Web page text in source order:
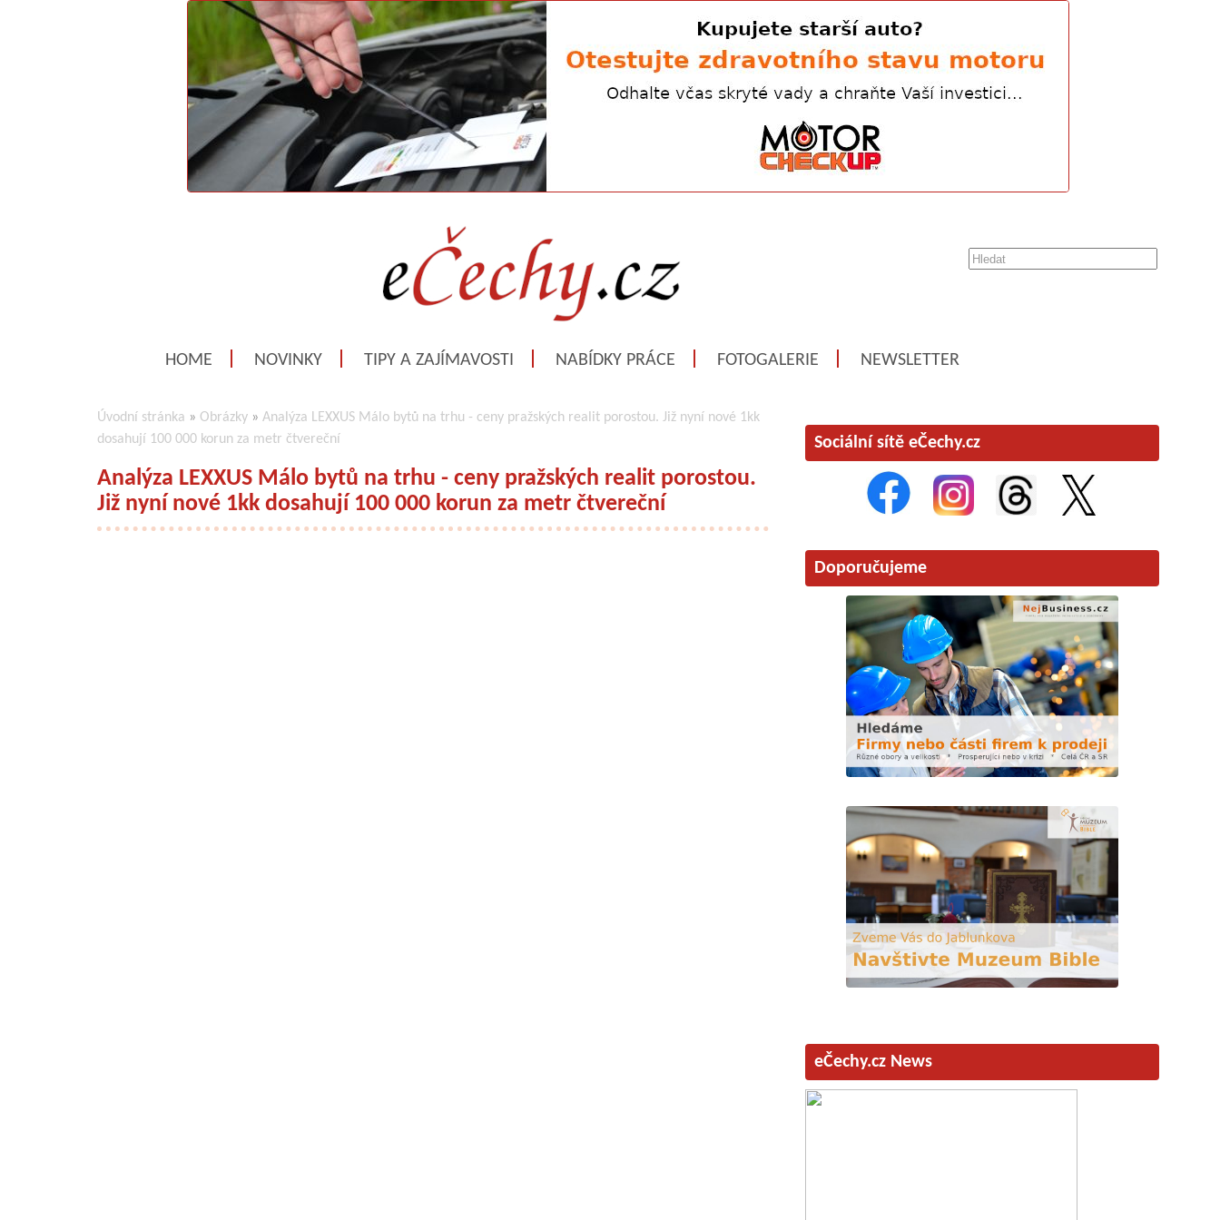
HOME NOVINKY TIPY A ZAJÍMAVOSTI NABÍDKY PRÁCE FOTOGALERIE NEWSLETTER
Úvodní stránka » Obrázky » Analýza LEXXUS Málo bytů na trhu - ceny pražských realit porostou. Již nyní nové 1kk
dosahují 100 000 korun za metr čtvereční
Analýza LEXXUS Málo bytů na trhu - ceny pražských realit porostou.
Již nyní nové 1kk dosahují 100 000 korun za metr čtvereční
Sociální sítě eČechy.cz
Doporučujeme
eČechy.cz News